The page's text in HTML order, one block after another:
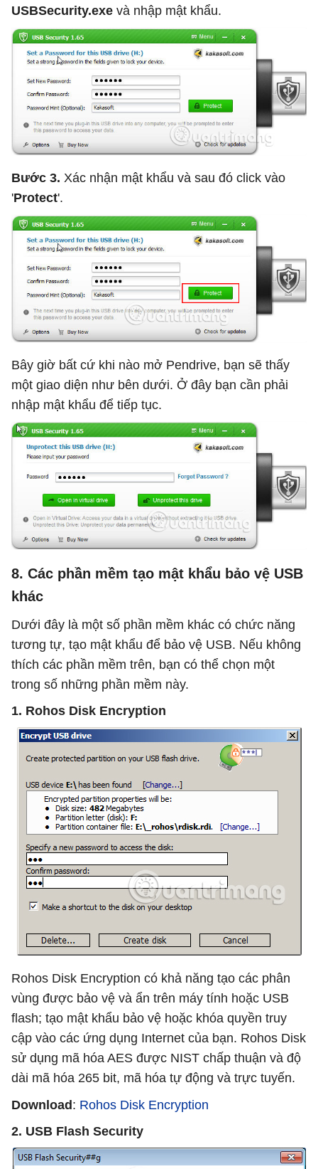
USBSecurity.exe và nhập mật khẩu.
Bước 3. Xác nhận mật khẩu và sau đó click vào
'Protect'.
Bây giờ bất cứ khi nào mở Pendrive, bạn sẽ thấy
một giao diện như bên dưới. Ở đây bạn cần phải
nhập mật khẩu để tiếp tục.
8. Các phần mềm tạo mật khẩu bảo vệ USB
khác
Dưới đây là một số phần mềm khác có chức năng
tương tự, tạo mật khẩu để bảo vệ USB. Nếu không
thích các phần mềm trên, bạn có thể chọn một
trong số những phần mềm này.
1. Rohos Disk Encryption
Rohos Disk Encryption có khả năng tạo các phân
vùng được bảo vệ và ẩn trên máy tính hoặc USB
flash; tạo mật khẩu bảo vệ hoặc khóa quyền truy
cập vào các ứng dụng Internet của bạn. Rohos Disk
sử dụng mã hóa AES được NIST chấp thuận và độ
dài mã hóa 265 bit, mã hóa tự động và trực tuyến.
Download: Rohos Disk Encryption
2. USB Flash Security